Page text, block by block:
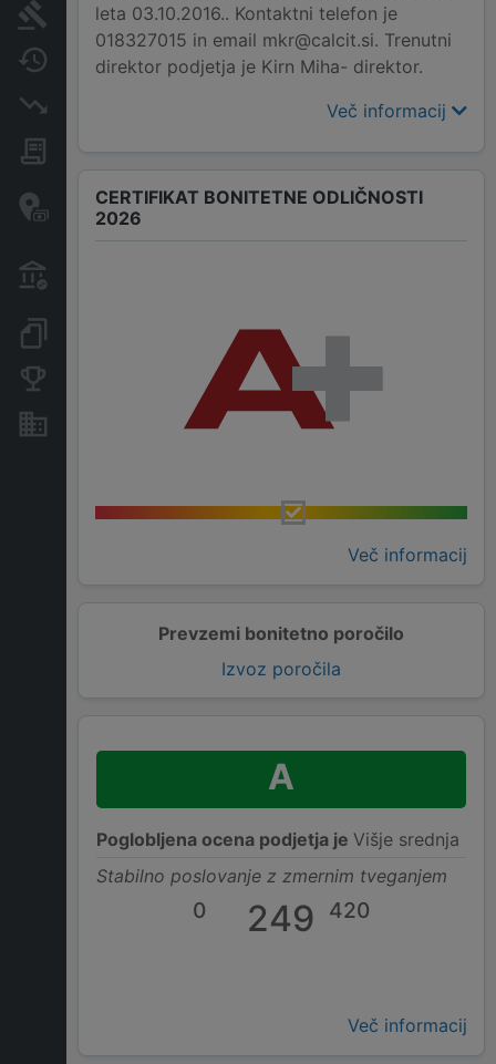
Sodni postopki
Spremembe
Javna naročila
Davčne oaze in sumljive
transakcije
Konkurenčna podjetja
Nepremičnine in sredstva
leta 03.10.2016.. Kontaktni telefon je
018327015 in email mkr@calcit.si. Trenutni
direktor podjetja je Kirn Miha- direktor.
Več informacij
CERTIFIKAT BONITETNE ODLIČNOSTI
2026
Več informacij
Prevzemi bonitetno poročilo
Izvoz poročila
A
Poglobljena ocena podjetja je Višje srednja
Stabilno poslovanje z zmernim tveganjem
0 249 420
Več informacij